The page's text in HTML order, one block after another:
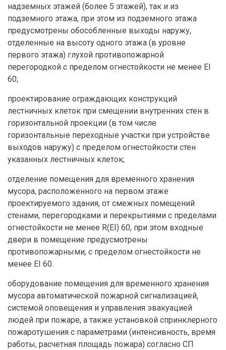
надземных этажей (более 5 этажей), так и из
подземного этажа, при этом из подземного этажа
предусмотрены обособленные выходы наружу,
отделенные на высоту одного этажа (в уровне
первого этажа) глухой противопожарной
перегородкой с пределом огнестойкости не менее EI
60;
проектирование ограждающих конструкций
лестничных клеток при смещении внутренних стен в
горизонтальной проекции (в том числе
горизонтальные переходные участки при устройстве
выходов наружу) с пределом огнестойкости стен
указанных лестничных клеток;
отделение помещения для временного хранения
мусора, расположенного на первом этаже
проектируемого здания, от смежных помещений
стенами, перегородками и перекрытиями с пределами
огнестойкости не менее R(EI) 60, при этом входные
двери в помещение предусмотрены
противопожарными, с пределом огнестойкости не
менее EI 60.
оборудование помещения для временного хранения
мусора автоматической пожарной сигнализацией,
системой оповещения и управления эвакуацией
людей при пожаре, а также установкой спринклерного
пожаротушения с параметрами (интенсивность, время
работы, расчетная площадь пожара) согласно СП